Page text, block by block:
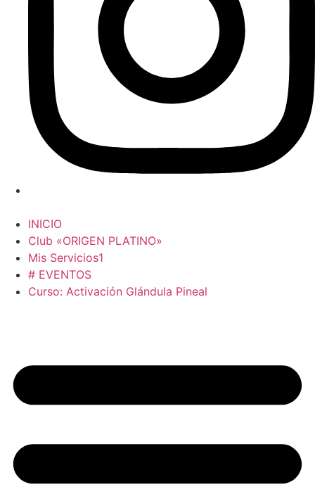
INICIO
Club «ORIGEN PLATINO»
Mis Servicios1
# EVENTOS
Curso: Activación Glándula Pineal